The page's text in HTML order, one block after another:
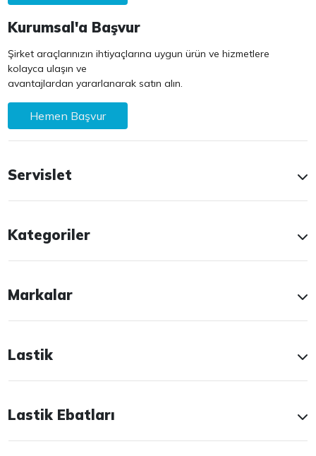
Kurumsal'a Başvur
Şirket araçlarınızın ihtiyaçlarına uygun ürün ve hizmetlere
kolayca ulaşın ve
avantajlardan yararlanarak satın alın.
Hemen Başvur
Servislet
Kategoriler
Markalar
Lastik
Lastik Ebatları